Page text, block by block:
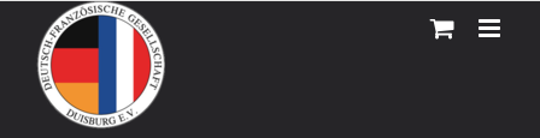
content